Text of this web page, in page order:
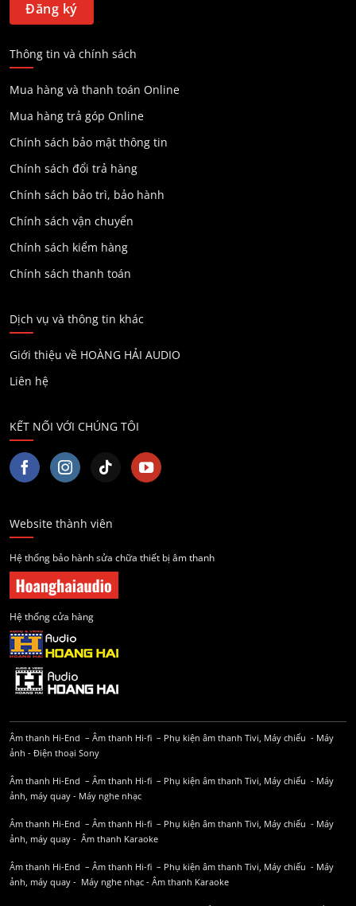
Thông tin và chính sách
Mua hàng và thanh toán Online
Mua hàng trả góp Online
Chính sách bảo mật thông tin
Chính sách đổi trả hàng
Chính sách bảo trì, bảo hành
Chính sách vận chuyển
Chính sách kiểm hàng
Chính sách thanh toán
Dịch vụ và thông tin khác
Giới thiệu về HOÀNG HẢI AUDIO
Liên hệ
KẾT NỐI VỚI CHÚNG TÔI
Website thành viên
Hệ thống bảo hành sửa chữa thiết bị âm thanh
Hệ thống cửa hàng
Âm thanh Hi-End – Âm thanh Hi-fi – Phụ kiện âm thanh Tivi, Máy chiếu - Máy
ảnh - Điện thoại Sony
Âm thanh Hi-End – Âm thanh Hi-fi – Phụ kiện âm thanh Tivi, Máy chiếu - Máy
ảnh, máy quay - Máy nghe nhạc
Âm thanh Hi-End – Âm thanh Hi-fi – Phụ kiện âm thanh Tivi, Máy chiếu - Máy
ảnh, máy quay - Âm thanh Karaoke
Âm thanh Hi-End – Âm thanh Hi-fi – Phụ kiện âm thanh Tivi, Máy chiếu - Máy
ảnh, máy quay - Máy nghe nhạc - Âm thanh Karaoke